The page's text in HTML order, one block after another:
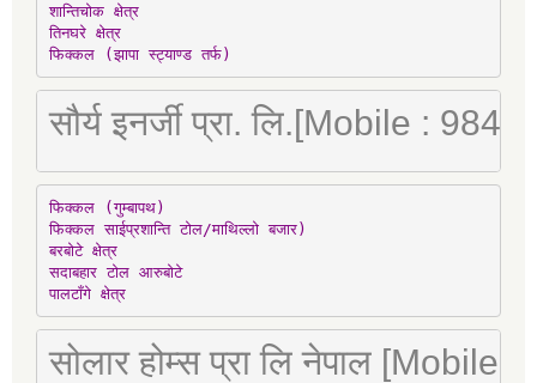
शान्तिचोक क्षेत्र
तिनघरे क्षेत्र
फिक्कल (झापा स्ट्याण्ड तर्फ)
सौर्य इनर्जी प्रा. लि.[Mobile :
फिक्कल (गुम्बापथ)
फिक्कल साईप्रशान्ति टोल/माथिल्लो बजार)
बरबोटे क्षेत्र
सदाबहार टोल आरुबोटे
पालटाँगे क्षेत्र
सोलार होम्स प्रा लि नेपाल [Mobile